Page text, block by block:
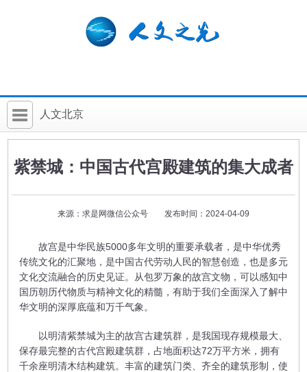
人文北京
社科要闻
社科讲堂
科普活动
紫禁城：中国古代宫殿建筑的集大成者
来源：求是网微信公众号 发布时间：2024-04-09
故宫是中华民族5000多年文明的重要承载者，是中华优秀
传统文化的汇聚地，是中国古代劳动人民的智慧创造，也是多元
文化交流融合的历史见证。从包罗万象的故宫文物，可以感知中
国历朝历代物质与精神文化的精髓，有助于我们全面深入了解中
华文明的深厚底蕴和万千气象。
以明清紫禁城为主的故宫古建筑群，是我国现存规模最大、
保存最完整的古代宫殿建筑群，占地面积达72万平方米，拥有
千余座明清木结构建筑。丰富的建筑门类、齐全的建筑形制，使